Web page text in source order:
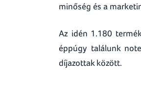
minőség és a
Az idén 1.180
éppúgy találunk
díjazottak között.